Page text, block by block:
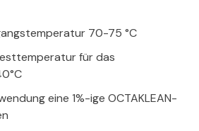
70-75 °C
für das
eine 1%-ige OCTAKLEAN-